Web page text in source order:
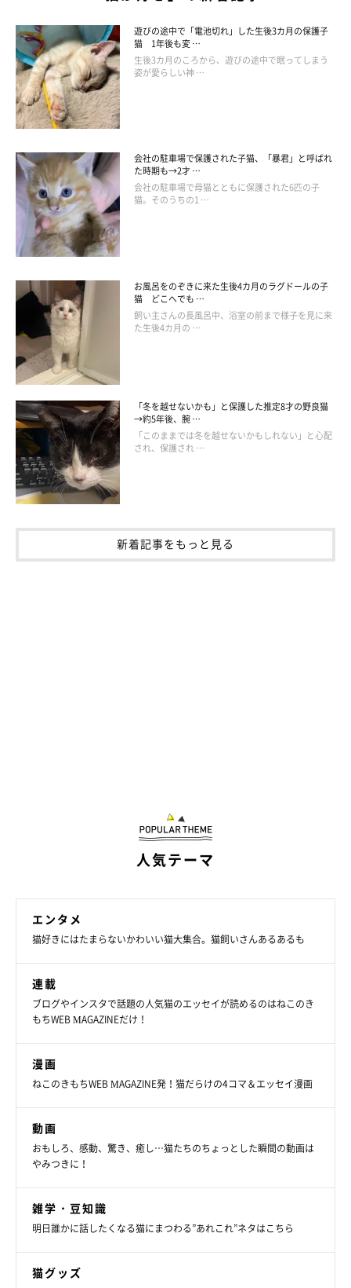
遊びの途中で「電池切れ」した生後3カ月の保護子
猫 1年後も変 …
生後3カ月のころから、遊びの途中で眠ってしまう
姿が愛らしい神 …
会社の駐車場で保護された子猫、「暴君」と呼ばれ
た時期も→2才 …
会社の駐車場で母猫とともに保護された6匹の子
猫。そのうちの1 …
お風呂をのぞきに来た生後4カ月のラグドールの子
猫 どこへでも …
飼い主さんの長風呂中、浴室の前まで様子を見に来
た生後4カ月の …
「冬を越せないかも」と保護した推定8才の野良猫
→約5年後、腕 …
「このままでは冬を越せないかもしれない」と心配
され、保護され …
新着記事をもっと見る
人気テーマ
エンタメ
猫好きにはたまらないかわいい猫大集合。猫飼いさんあるあるも
連載
ブログやインスタで話題の人気猫のエッセイが読めるのはねこのき
もちWEB MAGAZINEだけ！
漫画
ねこのきもちWEB MAGAZINE発！猫だらけの4コマ＆エッセイ漫画
動画
おもしろ、感動、驚き、癒し…猫たちのちょっとした瞬間の動画は
やみつきに！
雑学・豆知識
明日誰かに話したくなる猫にまつわる”あれこれ”ネタはこちら
猫グッズ